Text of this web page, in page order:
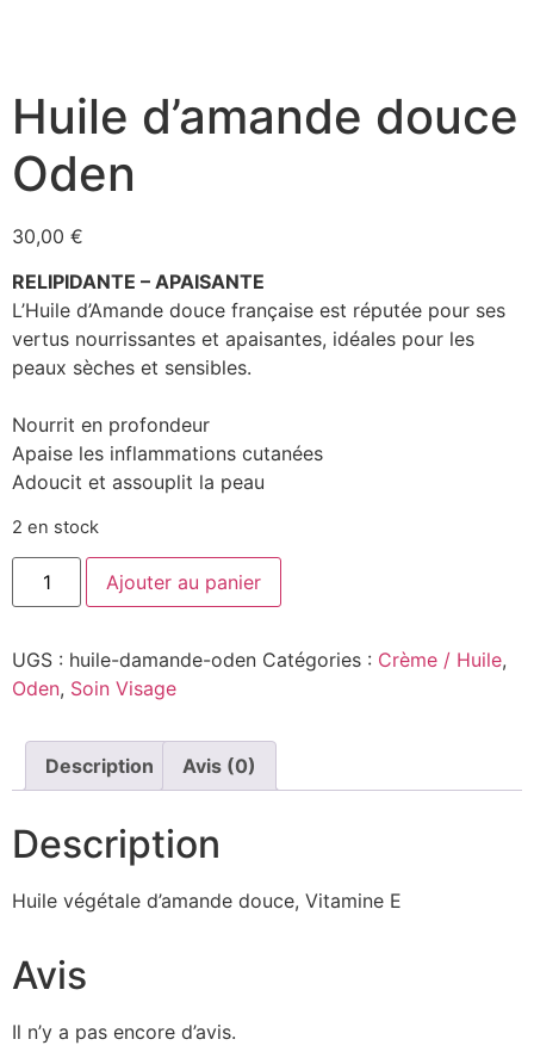
Huile d’amande douce
Oden
30,00 €
RELIPIDANTE – APAISANTE
L’Huile d’Amande douce française est réputée pour ses
vertus nourrissantes et apaisantes, idéales pour les
peaux sèches et sensibles.
Nourrit en profondeur
Apaise les inflammations cutanées
Adoucit et assouplit la peau
2 en stock
Ajouter au panier
UGS : huile-damande-oden Catégories : Crème / Huile,
Oden, Soin Visage
Description Avis (0)
Description
Huile végétale d’amande douce, Vitamine E
Avis
Il n’y a pas encore d’avis.